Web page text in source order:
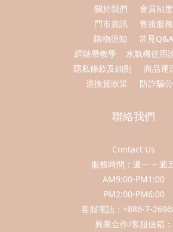
關於我們
會員制度
門市資訊
售後服務
購物須知
常見Q&A
調錶帶教學
水氧機使用
隱私條款及細則
商品運
退換貨政策
防詐騙
聯絡我們
Contact Us
服務時間：週一 ~ 週
AM9:00-PM1:00
PM2:00-PM6:00
客服電話：+886-7-
異業合作/客服信箱：